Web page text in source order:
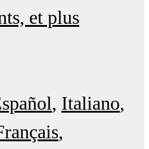
et plus
Italiano